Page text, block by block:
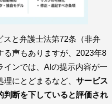
スと弁護士法第72条（非弁
る声もありますが、2023年8
インでは、AIの提示内容が一
にとどまるなど、 サービス
判断を下していると評価され